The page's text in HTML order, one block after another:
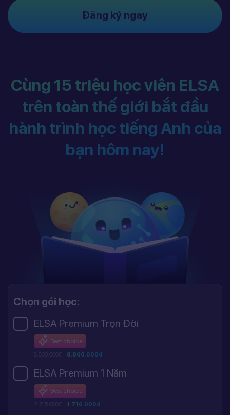
Đăng ký ngay
Cùng 15 triệu học viên ELSA
trên toàn thế giới bắt đầu
hành trình học tiếng Anh của
bạn hôm nay!
Chọn gói học:
ELSA Premium Trọn Đời
Best choice
8.800.000đ 8.800.000đ
ELSA Premium 1 Năm
Best choice
2.745.000đ 1.716.000đ